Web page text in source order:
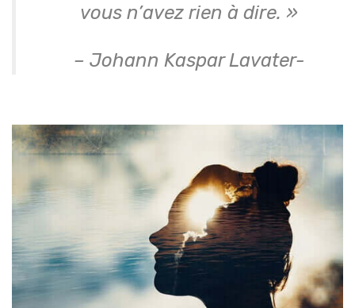
vous n’avez rien à dire. »
– Johann Kaspar Lavater-